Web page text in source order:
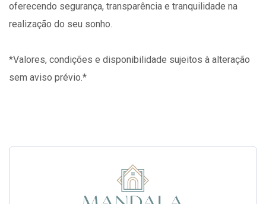
oferecendo segurança, transparência e tranquilidade na
realização do seu sonho.
*Valores, condições e disponibilidade sujeitos à alteração
sem aviso prévio.*